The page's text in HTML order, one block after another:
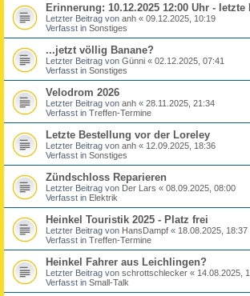
Erinnerung: 10.12.2025 12:00 Uhr -
Letzter Beitrag von anh « 09.12.2025, 10:19
Verfasst in Sonstiges
...jetzt völlig Banane?
Letzter Beitrag von Günni « 02.12.2025, 07:41
Verfasst in Sonstiges
Velodrom 2026
Letzter Beitrag von anh « 28.11.2025, 21:34
Verfasst in Treffen-Termine
Letzte Bestellung vor der Loreley
Letzter Beitrag von anh « 12.09.2025, 18:36
Verfasst in Sonstiges
Zündschloss Reparieren
Letzter Beitrag von Der Lars « 08.09.2025, 08:00
Verfasst in Elektrik
Heinkel Touristik 2025 - Platz frei
Letzter Beitrag von HansDampf « 18.08.2025, 18:37
Verfasst in Treffen-Termine
Heinkel Fahrer aus Leichlingen?
Letzter Beitrag von schrottschlecker « 14.08.2025,
Verfasst in Small-Talk